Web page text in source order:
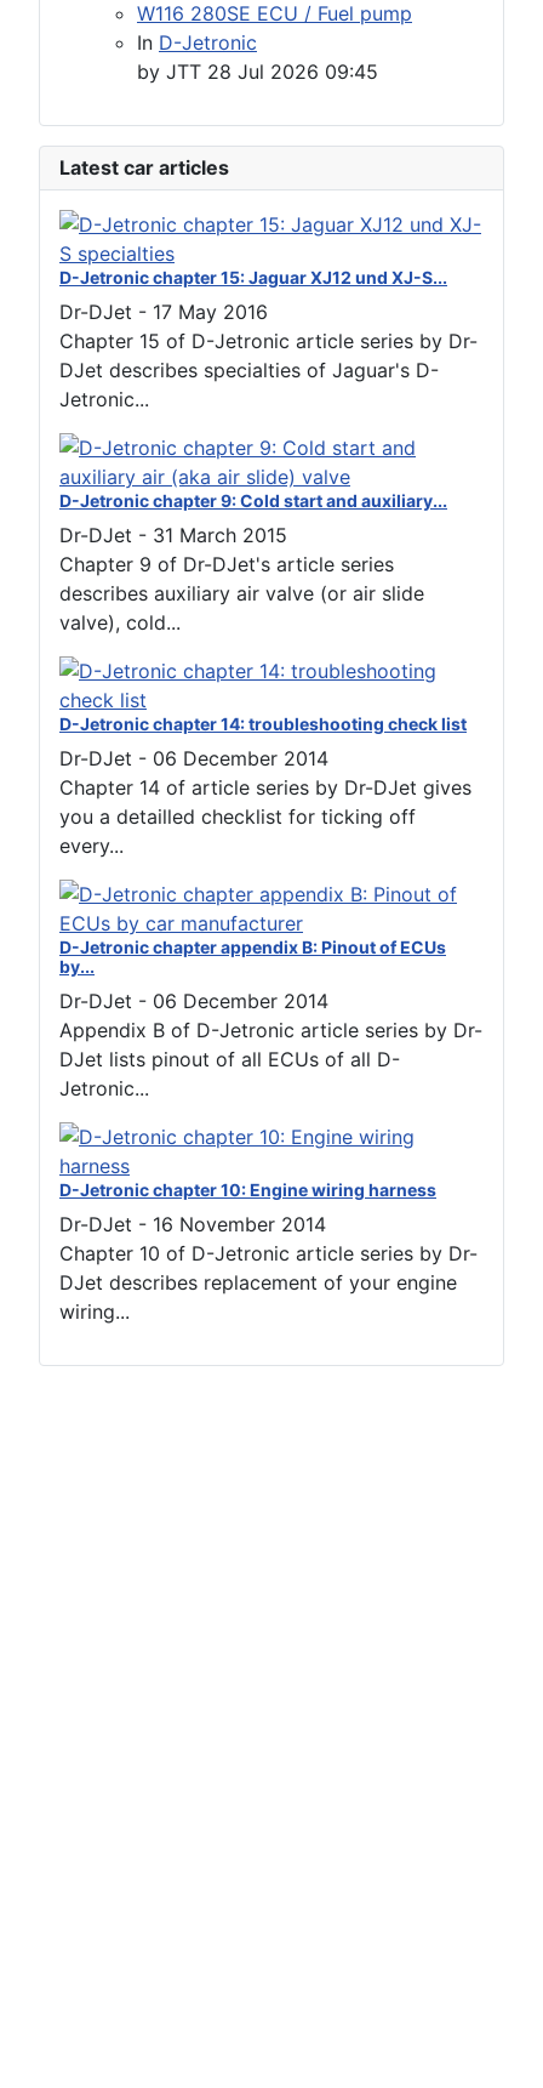
W116 280SE ECU / Fuel pump
In D-Jetronic
by JTT 28 Jul 2026 09:45
Latest car articles
D-Jetronic chapter 15: Jaguar XJ12 und XJ-S...
Dr-DJet - 17 May 2016
Chapter 15 of D-Jetronic article series by Dr-
DJet describes specialties of Jaguar's D-
Jetronic...
D-Jetronic chapter 9: Cold start and auxiliary...
Dr-DJet - 31 March 2015
Chapter 9 of Dr-DJet's article series
describes auxiliary air valve (or air slide
valve), cold...
D-Jetronic chapter 14: troubleshooting check list
Dr-DJet - 06 December 2014
Chapter 14 of article series by Dr-DJet gives
you a detailled checklist for ticking off
every...
D-Jetronic chapter appendix B: Pinout of ECUs
by...
Dr-DJet - 06 December 2014
Appendix B of D-Jetronic article series by Dr-
DJet lists pinout of all ECUs of all D-
Jetronic...
D-Jetronic chapter 10: Engine wiring harness
Dr-DJet - 16 November 2014
Chapter 10 of D-Jetronic article series by Dr-
DJet describes replacement of your engine
wiring...